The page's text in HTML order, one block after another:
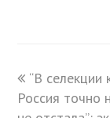
previous
post:
“В селекции
Россия точно